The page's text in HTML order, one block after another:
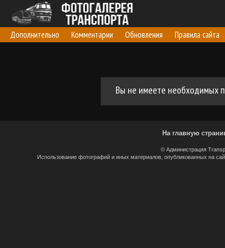
Дополнительно Комментарии Обновления Правила сайта
Вы не имеете необходимых
На главную
© Администрация
Использование фотографий и иных материалов, опубликованных на